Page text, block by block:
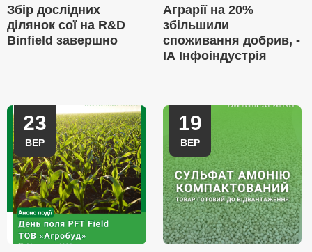
Збір дослідних
ділянок сої на R&D
Binfield завершно
Аграрії на 20%
збільшили
споживання добрив, -
ІА Інфоіндустрія
23
ВЕР
19
ВЕР